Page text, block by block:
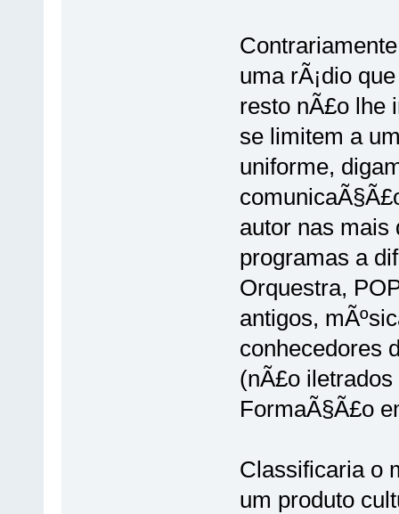
uma rÃ¡dio
resto nÃ£o lhe
se limitem a
uniforme,
autor nas mais
programas a
Orquestra,
antigos,
conhecedores
(nÃ£o
FormaÃ§Ã£o
Classificaria o
um produto